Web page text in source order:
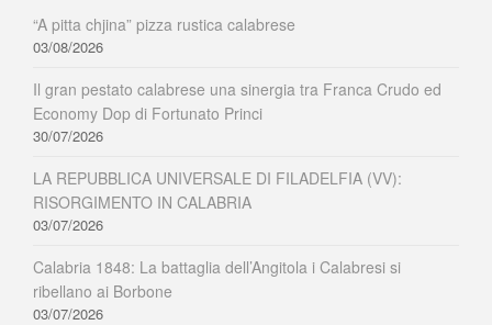
“A pitta chjina” pizza rustica calabrese
03/08/2026
Il gran pestato calabrese una sinergia tra Franca Crudo ed
Economy Dop di Fortunato Princi
30/07/2026
LA REPUBBLICA UNIVERSALE DI FILADELFIA (VV):
RISORGIMENTO IN CALABRIA
03/07/2026
Calabria 1848: La battaglia dell’Angitola i Calabresi si
ribellano ai Borbone
03/07/2026